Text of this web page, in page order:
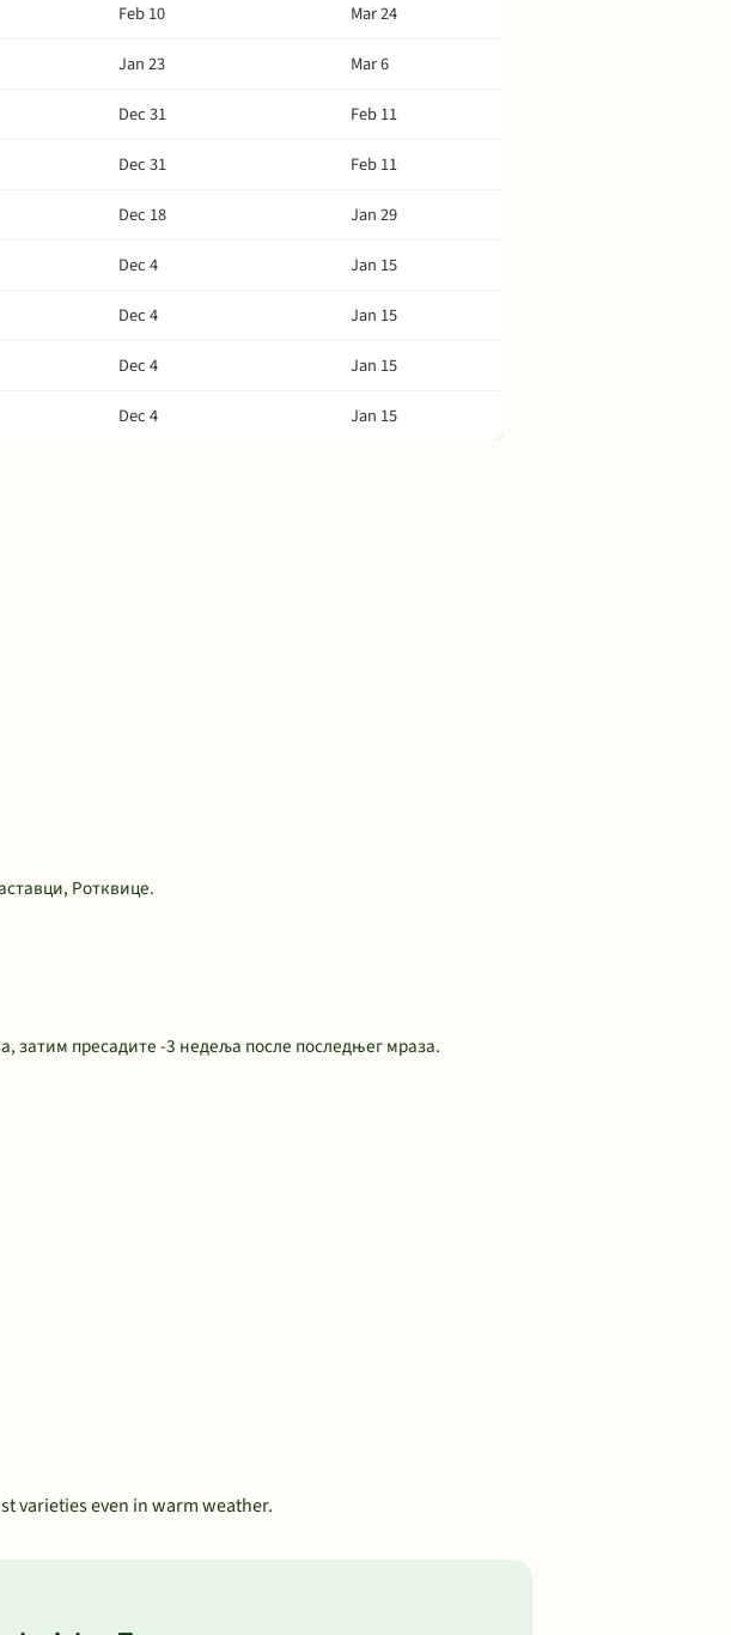
Feb 10
Mar 24
Jan 23
Mar 6
Dec 31
Feb 11
Dec 31
Feb 11
Dec 18
Jan 29
Dec 4
Jan 15
Dec 4
Jan 15
Dec 4
Jan 15
Dec 4 Jan 15
Ротквице.
затим пресадите -3 недеља после последњег мраза.
varieties even in warm weather.